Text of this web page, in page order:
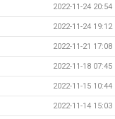
2022-11-24 20:54
2022-11-24 19:12
2022-11-21 17:08
2022-11-18 07:45
2022-11-15 10:44
2022-11-14 15:03